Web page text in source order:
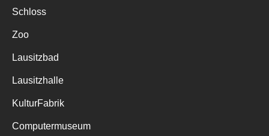
Schloss
Zoo
Lausitzbad
Lausitzhalle
KulturFabrik
Computermuseum